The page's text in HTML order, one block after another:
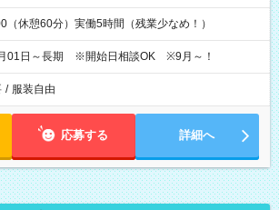
（休憩60分）実働5時間（残業少なめ！）
01日～長期 ※開始日相談OK ※9月～！
/ 服装自由
応募する 詳細へ